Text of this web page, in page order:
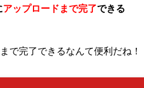
アップロードまで完了できる
で完了できるなんて便利だね！